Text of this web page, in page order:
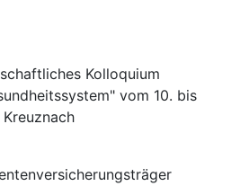
Kolloquium
vom 10. bis